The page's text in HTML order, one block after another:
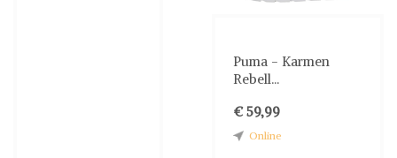
Puma - Karmen
Rebell...
€ 59,99
Online